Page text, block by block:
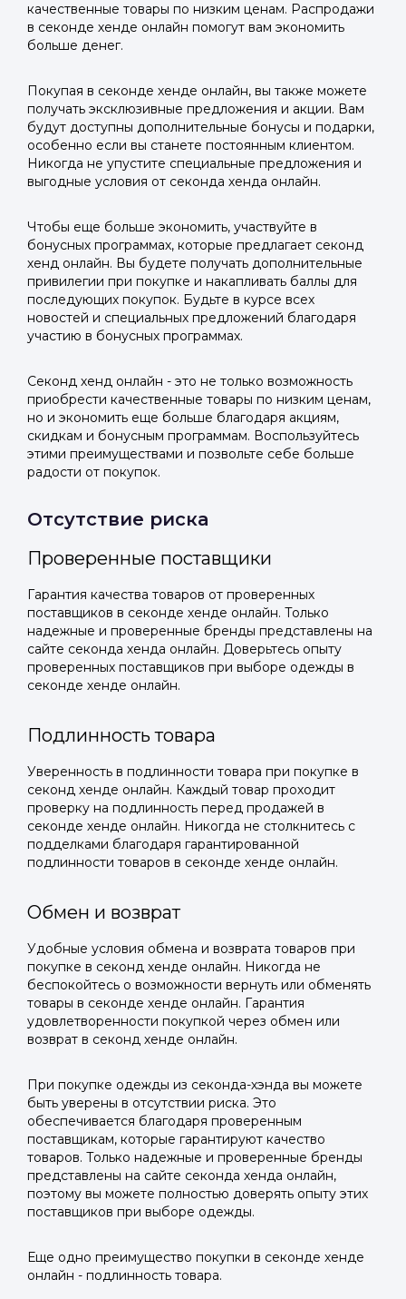
качественные товары по низким ценам. Распродажи
в секонде хенде онлайн помогут вам экономить
больше денег.
Покупая в секонде хенде онлайн, вы также можете
получать эксклюзивные предложения и акции. Вам
будут доступны дополнительные бонусы и подарки,
особенно если вы станете постоянным клиентом.
Никогда не упустите специальные предложения и
выгодные условия от секонда хенда онлайн.
Чтобы еще больше экономить, участвуйте в
бонусных программах, которые предлагает секонд
хенд онлайн. Вы будете получать дополнительные
привилегии при покупке и накапливать баллы для
последующих покупок. Будьте в курсе всех
новостей и специальных предложений благодаря
участию в бонусных программах.
Секонд хенд онлайн - это не только возможность
приобрести качественные товары по низким ценам,
но и экономить еще больше благодаря акциям,
скидкам и бонусным программам. Воспользуйтесь
этими преимуществами и позвольте себе больше
радости от покупок.
Отсутствие риска
Проверенные поставщики
Гарантия качества товаров от проверенных
поставщиков в секонде хенде онлайн. Только
надежные и проверенные бренды представлены на
сайте секонда хенда онлайн. Доверьтесь опыту
проверенных поставщиков при выборе одежды в
секонде хенде онлайн.
Подлинность товара
Уверенность в подлинности товара при покупке в
секонд хенде онлайн. Каждый товар проходит
проверку на подлинность перед продажей в
секонде хенде онлайн. Никогда не столкнитесь с
подделками благодаря гарантированной
подлинности товаров в секонде хенде онлайн.
Обмен и возврат
Удобные условия обмена и возврата товаров при
покупке в секонд хенде онлайн. Никогда не
беспокойтесь о возможности вернуть или обменять
товары в секонде хенде онлайн. Гарантия
удовлетворенности покупкой через обмен или
возврат в секонд хенде онлайн.
При покупке одежды из секонда-хэнда вы можете
быть уверены в отсутствии риска. Это
обеспечивается благодаря проверенным
поставщикам, которые гарантируют качество
товаров. Только надежные и проверенные бренды
представлены на сайте секонда хенда онлайн,
поэтому вы можете полностью доверять опыту этих
поставщиков при выборе одежды.
Еще одно преимущество покупки в секонде хенде
онлайн - подлинность товара.